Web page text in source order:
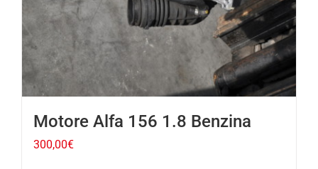
Motore Alfa 156 1.8 Benzina
300,00€